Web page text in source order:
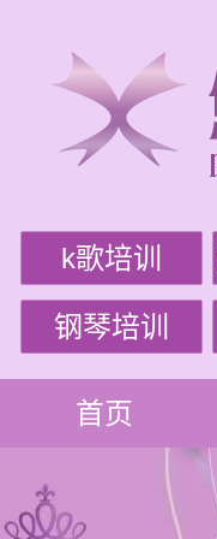
k歌培训
钢琴培训
首页